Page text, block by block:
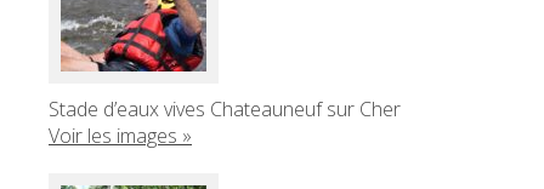
Stade d’eaux vives Chateauneuf sur Cher
Voir les images »